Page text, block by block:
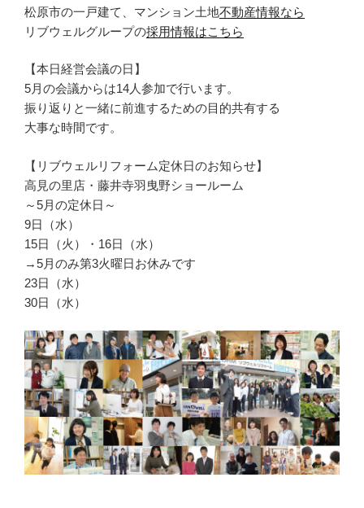
松原市の一戸建て、マンション土地不動産情報なら
リブウェルグループの採用情報はこちら
【本日経営会議の日】
5月の会議からは14人参加で行います。
振り返りと一緒に前進するための目的共有する
大事な時間です。
【リブウェルリフォーム定休日のお知らせ】
高見の里店・藤井寺羽曳野ショールーム
～5月の定休日～
9日（水）
15日（火）・16日（水）
→5月のみ第3火曜日お休みです
23日（水）
30日（水）